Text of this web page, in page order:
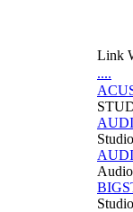
Link
....